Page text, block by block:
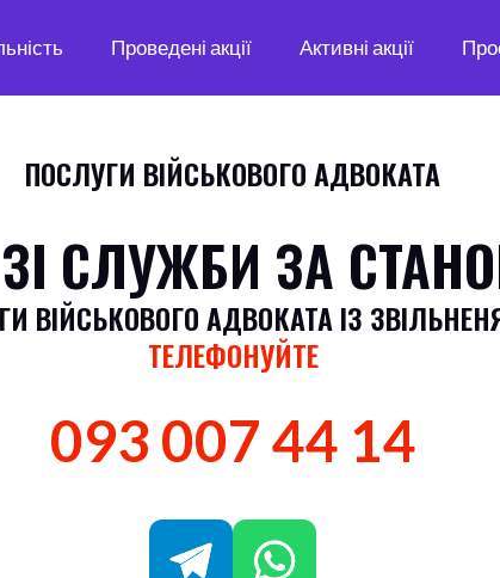
Проведені акції Активні акції
ПОСЛУГИ ВІЙСЬКОВОГО АДВОКАТА
СЛУЖБИ ЗА
ВІЙСЬКОВОГО АДВОКАТА ІЗ
ТЕЛЕФОНУЙТЕ
093 007 44 14